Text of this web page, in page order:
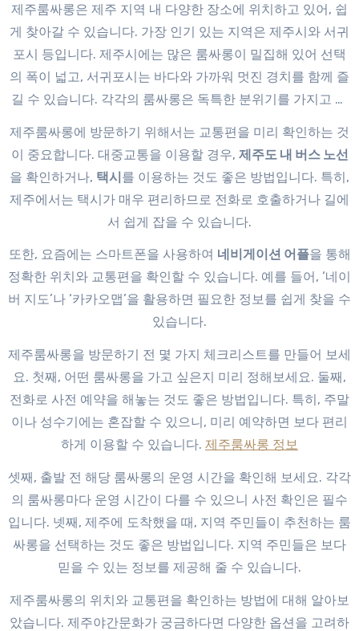
제주룸싸롱은 제주 지역 내 다양한 장소에 위치하고 있어, 쉽
게 찾아갈 수 있습니다. 가장 인기 있는 지역은 제주시와 서귀
포시 등입니다. 제주시에는 많은 룸싸롱이 밀집해 있어 선택
의 폭이 넓고, 서귀포시는 바다와 가까워 멋진 경치를 함께 즐
길 수 있습니다. 각각의 룸싸롱은 독특한 분위기를 가지고 있
제주룸싸롱에 방문하기 위해서는 교통편을 미리 확인하는 것
이 중요합니다. 대중교통을 이용할 경우, 제주도 내 버스 노선
을 확인하거나, 택시를 이용하는 것도 좋은 방법입니다. 특히,
제주에서는 택시가 매우 편리하므로 전화로 호출하거나 길에
서 쉽게 잡을 수 있습니다.
또한, 요즘에는 스마트폰을 사용하여 네비게이션 어플을 통해
정확한 위치와 교통편을 확인할 수 있습니다. 예를 들어, ‘네이
버 지도’나 ‘카카오맵’을 활용하면 필요한 정보를 쉽게 찾을 수
있습니다.
제주룸싸롱을 방문하기 전 몇 가지 체크리스트를 만들어 보세
요. 첫째, 어떤 룸싸롱을 가고 싶은지 미리 정해보세요. 둘째,
전화로 사전 예약을 해놓는 것도 좋은 방법입니다. 특히, 주말
이나 성수기에는 혼잡할 수 있으니, 미리 예약하면 보다 편리
하게 이용할 수 있습니다. 제주룸싸롱 정보
셋째, 출발 전 해당 룸싸롱의 운영 시간을 확인해 보세요. 각각
의 룸싸롱마다 운영 시간이 다를 수 있으니 사전 확인은 필수
입니다. 넷째, 제주에 도착했을 때, 지역 주민들이 추천하는 룸
싸롱을 선택하는 것도 좋은 방법입니다. 지역 주민들은 보다
믿을 수 있는 정보를 제공해 줄 수 있습니다.
제주룸싸롱의 위치와 교통편을 확인하는 방법에 대해 알아보
았습니다. 제주야간문화가 궁금하다면 다양한 옵션을 고려하